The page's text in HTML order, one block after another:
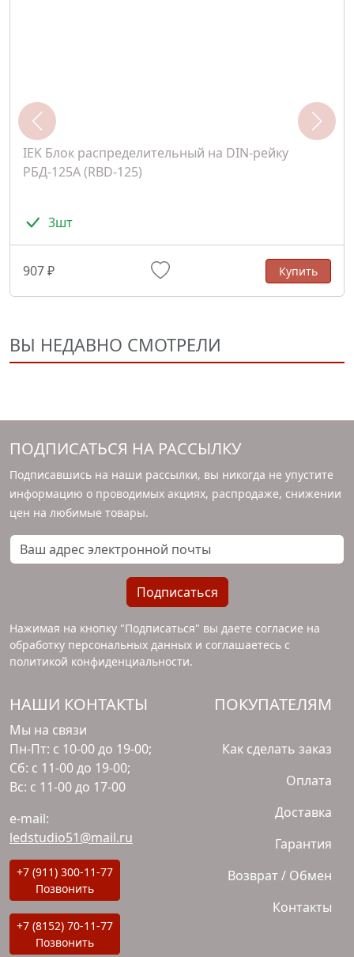
IEK Блок распределительный на DIN-рейку
РБД-125А (RBD-125)
3шт
907 ₽ Купить
ВЫ НЕДАВНО СМОТРЕЛИ
ПОДПИСАТЬСЯ НА РАССЫЛКУ
Подписавшись на наши рассылки, вы никогда не упустите
информацию о проводимых акциях, распродаже, снижении
цен на любимые товары.
Ваш адрес электронной почты
Подписаться
Нажимая на кнопку "Подписаться" вы даете согласие на
обработку персональных данных и соглашаетесь с
политикой конфиденциальности.
НАШИ КОНТАКТЫ
Мы на связи
Пн-Пт: с 10-00 до 19-00;
Сб: с 11-00 до 19-00;
Вс: с 11-00 до 17-00
e-mail:
ledstudio51@mail.ru
+7 (911) 300-11-77
Позвонить
+7 (8152) 70-11-77
Позвонить
ПОКУПАТЕЛЯМ
Как сделать заказ
Оплата
Доставка
Гарантия
Возврат / Обмен
Контакты